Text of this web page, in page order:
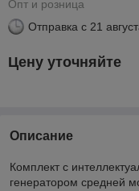
Опт и розница
Отправка с 21
Цену уточняйте
Описание
Комплект с
генератором средней